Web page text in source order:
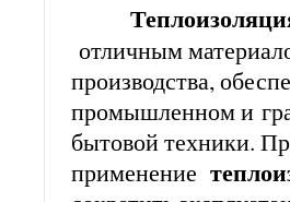
отличным
производства,
промышленном и
бытовой техники.
применение